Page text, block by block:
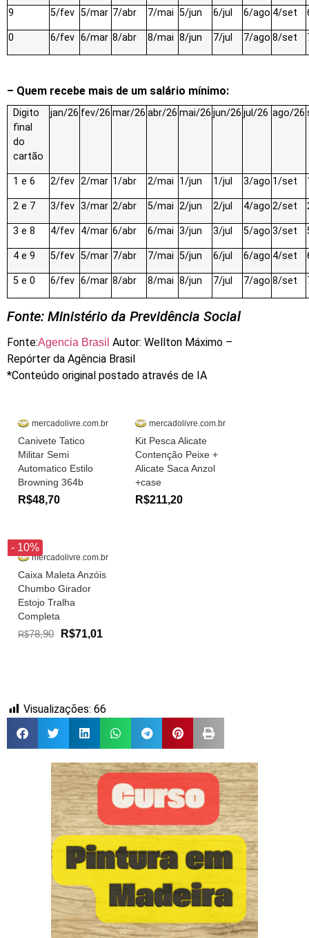
9 5/fev 5/mar 7/abr 7/mai 5/jun 6/jul 6/ago 4/set
0 6/fev 6/mar 8/abr 8/mai 8/jun 7/jul 7/ago 8/set
– Quem recebe mais de um salário mínimo:
Digito
final
do
cartão
jan/26 fev/26 mar/26 abr/26 mai/26 jun/26 jul/26 ago/26
1 e 6 2/fev 2/mar 1/abr 2/mai 1/jun 1/jul 3/ago 1/set
2 e 7 3/fev 3/mar 2/abr 5/mai 2/jun 2/jul 4/ago 2/set
3 e 8 4/fev 4/mar 6/abr 6/mai 3/jun 3/jul 5/ago 3/set
4 e 9 5/fev 5/mar 7/abr 7/mai 5/jun 6/jul 6/ago 4/set
5 e 0 6/fev 6/mar 8/abr 8/mai 8/jun 7/jul 7/ago 8/set
Fonte: Ministério da Previdência Social
Fonte:Agencia Brasil Autor: Wellton Máximo –
Repórter da Agência Brasil
*Conteúdo original postado através de IA
mercadolivre.com.br
Canivete Tatico
Militar Semi
Automatico Estilo
Browning 364b
R$48,70
mercadolivre.com.br
Kit Pesca Alicate
Contenção Peixe +
Alicate Saca Anzol
+case
R$211,20
- 10%
mercadolivre.com.br
Caixa Maleta Anzóis
Chumbo Girador
Estojo Tralha
Completa
R$78,90 R$71,01
Visualizações: 66